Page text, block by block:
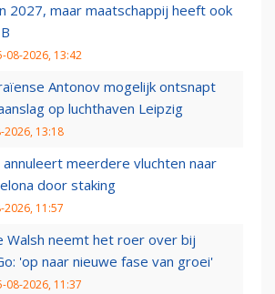
2027, maar maatschappij heeft ook
08-2026, 13:42
Antonov mogelijk ontsnapt
op luchthaven Leipzig
2026, 13:18
annuleert meerdere vluchten naar
door staking
2026, 11:57
Walsh neemt het roer over bij
'op naar nieuwe fase van groei'
08-2026, 11:37